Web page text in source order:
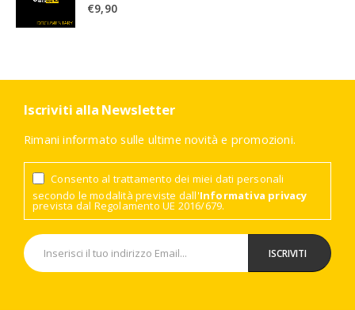
€9,90
Iscriviti alla Newsletter
Rimani informato sulle ultime novità e promozioni.
Consento al trattamento dei miei dati personali
secondo le modalità previste dall'Informativa privacy
prevista dal Regolamento UE 2016/679.